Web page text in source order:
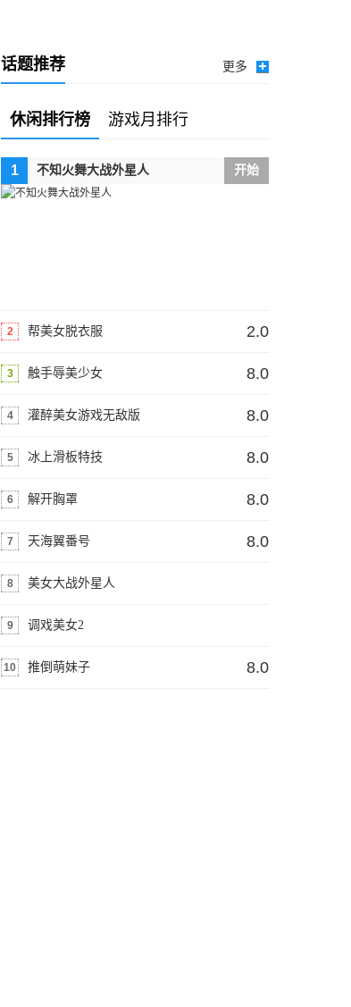
话题推荐 更多
休闲排行榜 游戏月排行
1 不知火舞大战外星人
/www/wwwroot/
开始
2 帮美女脱衣服 2.0
3 触手辱美少女 8.0
4 灌醉美女游戏无敌版 8.0
5 冰上滑板特技 8.0
6 解开胸罩 8.0
7 天海翼番号 8.0
8 美女大战外星人
number_format()
9 调戏美女2
Warning
10 推倒萌妹子 8.0